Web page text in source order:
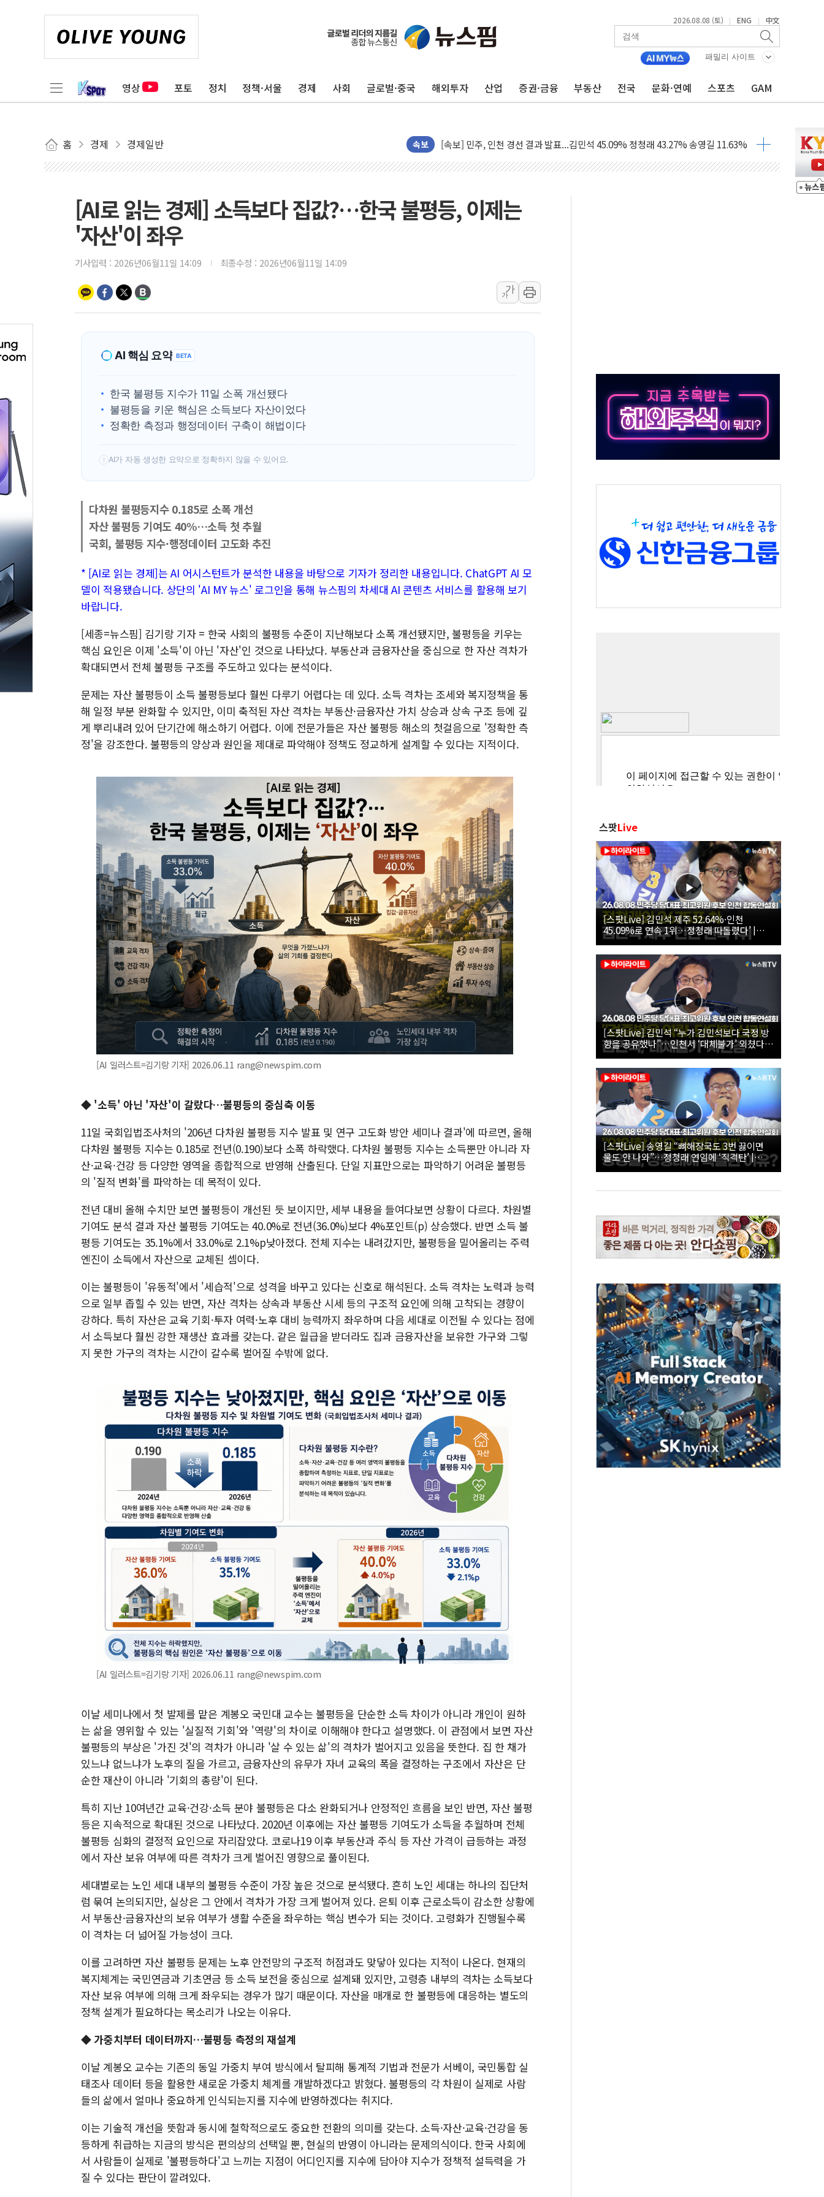
2026.08.08 (토) | ENG | 中文
패밀리 사이트
영상 포토 정치 정책·서울 경제 사회 글로벌·중국 해외투자 산업 증권·금융 부동산 전국 문화·연예 스포츠 GAM
홈 경제 경제일반 속보
김민석, 2주차 제주·인천 경선서 정청래에 승리...47.75% vs 42.08%
[속보] 민주, 제주·인천 경선 결과 발표...김민석 47.75% 정청래 42.08%
[속보] 민주, 제주 경선 결과 발표...김민석 52.64% 정청래 39.89% 송영길 7.47%
이번주 국내 주요 금융일정(8.10~8.14)
강릉·동해·삼척 시간당 최대 50㎜ 폭우…강원 동해안 강한 비 이어져
폐기물 수거하다 참변…60대 환경미화원 수거차에 치여 사망
추미애, '위안부' 피해자 기림의 날 참석..."국제적 시민 연대로 목소리 내야"
인천 선재도 갯벌서 해루질 중 실종 60대 나흘만에 숨진 채 발견
연일 폭염에 온열질환 사망 23명…정부, 비상대응기구 가동
中 전방위 아파트 부양, 수도 베이징도 부동산 규제 철폐
인제 용대리 계곡서 수위 상승으로 피서객 7명 고립…전원 구조
[AI로 읽는 경제] 소득보다 집값?…한국 불평등, 이제는
'자산'이 좌우
기사입력 : 2026년06월11일 14:09 최종수정 : 2026년06월11일 14:09
가
가
AI 핵심 요약 BETA
한국 불평등 지수가 11일 소폭 개선됐다
불평등을 키운 핵심은 소득보다 자산이었다
정확한 측정과 행정데이터 구축이 해법이다
! AI가 자동 생성한 요약으로 정확하지 않을 수 있어요.
다차원 불평등지수 0.185로 소폭 개선
자산 불평등 기여도 40%…소득 첫 추월
국회, 불평등 지수·행정데이터 고도화 추진
* [AI로 읽는 경제]는 AI 어시스턴트가 분석한 내용을 바탕으로 기자가 정리한 내용입니다. ChatGPT AI 모
델이 적용됐습니다. 상단의 'AI MY 뉴스' 로그인을 통해 뉴스핌의 차세대 AI 콘텐츠 서비스를 활용해 보기
바랍니다.
[세종=뉴스핌] 김기랑 기자 = 한국 사회의 불평등 수준이 지난해보다 소폭 개선됐지만, 불평등을 키우는
핵심 요인은 이제 '소득'이 아닌 '자산'인 것으로 나타났다. 부동산과 금융자산을 중심으로 한 자산 격차가
확대되면서 전체 불평등 구조를 주도하고 있다는 분석이다.
문제는 자산 불평등이 소득 불평등보다 훨씬 다루기 어렵다는 데 있다. 소득 격차는 조세와 복지정책을 통
해 일정 부분 완화할 수 있지만, 이미 축적된 자산 격차는 부동산·금융자산 가치 상승과 상속 구조 등에 깊
게 뿌리내려 있어 단기간에 해소하기 어렵다. 이에 전문가들은 자산 불평등 해소의 첫걸음으로 '정확한 측
정'을 강조한다. 불평등의 양상과 원인을 제대로 파악해야 정책도 정교하게 설계할 수 있다는 지적이다.
[AI 일러스트=김기랑 기자] 2026.06.11 rang@newspim.com
◆ '소득' 아닌 '자산'이 갈랐다…불평등의 중심축 이동
11일 국회입법조사처의 '206년 다차원 불평등 지수 발표 및 연구 고도화 방안 세미나 결과'에 따르면, 올해
다차원 불평등 지수는 0.185로 전년(0.190)보다 소폭 하락했다. 다차원 불평등 지수는 소득뿐만 아니라 자
산·교육·건강 등 다양한 영역을 종합적으로 반영해 산출된다. 단일 지표만으로는 파악하기 어려운 불평등
의 '질적 변화'를 파악하는 데 목적이 있다.
전년 대비 올해 수치만 보면 불평등이 개선된 듯 보이지만, 세부 내용을 들여다보면 상황이 다르다. 차원별
기여도 분석 결과 자산 불평등 기여도는 40.0%로 전년(36.0%)보다 4%포인트(p) 상승했다. 반면 소득 불
평등 기여도는 35.1%에서 33.0%로 2.1%p낮아졌다. 전체 지수는 내려갔지만, 불평등을 밀어올리는 주력
엔진이 소득에서 자산으로 교체된 셈이다.
이는 불평등이 '유동적'에서 '세습적'으로 성격을 바꾸고 있다는 신호로 해석된다. 소득 격차는 노력과 능력
으로 일부 좁힐 수 있는 반면, 자산 격차는 상속과 부동산 시세 등의 구조적 요인에 의해 고착되는 경향이
강하다. 특히 자산은 교육 기회·투자 여력·노후 대비 능력까지 좌우하며 다음 세대로 이전될 수 있다는 점에
서 소득보다 훨씬 강한 재생산 효과를 갖는다. 같은 월급을 받더라도 집과 금융자산을 보유한 가구와 그렇
지 못한 가구의 격차는 시간이 갈수록 벌어질 수밖에 없다.
[AI 일러스트=김기랑 기자] 2026.06.11 rang@newspim.com
이날 세미나에서 첫 발제를 맡은 계봉오 국민대 교수는 불평등을 단순한 소득 차이가 아니라 개인이 원하
는 삶을 영위할 수 있는 '실질적 기회'와 '역량'의 차이로 이해해야 한다고 설명했다. 이 관점에서 보면 자산
불평등의 부상은 '가진 것'의 격차가 아니라 '살 수 있는 삶'의 격차가 벌어지고 있음을 뜻한다. 집 한 채가
있느냐 없느냐가 노후의 질을 가르고, 금융자산의 유무가 자녀 교육의 폭을 결정하는 구조에서 자산은 단
순한 재산이 아니라 '기회의 총량'이 된다.
특히 지난 10여년간 교육·건강·소득 분야 불평등은 다소 완화되거나 안정적인 흐름을 보인 반면, 자산 불평
등은 지속적으로 확대된 것으로 나타났다. 2020년 이후에는 자산 불평등 기여도가 소득을 추월하며 전체
불평등 심화의 결정적 요인으로 자리잡았다. 코로나19 이후 부동산과 주식 등 자산 가격이 급등하는 과정
에서 자산 보유 여부에 따른 격차가 크게 벌어진 영향으로 풀이된다.
세대별로는 노인 세대 내부의 불평등 수준이 가장 높은 것으로 분석됐다. 흔히 노인 세대는 하나의 집단처
럼 묶여 논의되지만, 실상은 그 안에서 격차가 가장 크게 벌어져 있다. 은퇴 이후 근로소득이 감소한 상황에
서 부동산·금융자산의 보유 여부가 생활 수준을 좌우하는 핵심 변수가 되는 것이다. 고령화가 진행될수록
이 격차는 더 넓어질 가능성이 크다.
이를 고려하면 자산 불평등 문제는 노후 안전망의 구조적 허점과도 맞닿아 있다는 지적이 나온다. 현재의
복지체계는 국민연금과 기초연금 등 소득 보전을 중심으로 설계돼 있지만, 고령층 내부의 격차는 소득보다
자산 보유 여부에 의해 크게 좌우되는 경우가 많기 때문이다. 자산을 매개로 한 불평등에 대응하는 별도의
정책 설계가 필요하다는 목소리가 나오는 이유다.
◆ 가중치부터 데이터까지…불평등 측정의 재설계
이날 계봉오 교수는 기존의 동일 가중치 부여 방식에서 탈피해 통계적 기법과 전문가 서베이, 국민통합 실
태조사 데이터 등을 활용한 새로운 가중치 체계를 개발하겠다고 밝혔다. 불평등의 각 차원이 실제로 사람
들의 삶에서 얼마나 중요하게 인식되는지를 지수에 반영하겠다는 취지다.
이는 기술적 개선을 뜻함과 동시에 철학적으로도 중요한 전환의 의미를 갖는다. 소득·자산·교육·건강을 동
등하게 취급하는 지금의 방식은 편의상의 선택일 뿐, 현실의 반영이 아니라는 문제의식이다. 한국 사회에
서 사람들이 실제로 '불평등하다'고 느끼는 지점이 어디인지를 지수에 담아야 지수가 정책적 설득력을 가
질 수 있다는 판단이 깔려있다.
스팟Live
[스팟Live] 김민석 제주 52.64%·인천
45.09%로 연속 1위…정청래 따돌렸다’ |
26.08.08 더불어민주당 당대표·최고위원 후
보 인천 합동연설회
[스팟Live] 김민석 “누가 김민석보다 국정 방
향을 공유했나”…인천서 ‘대체불가’ 외쳤다 |
26.08.08 더불어민주당 당대표·최고위원 후
보 인천 합동연설회
[스팟Live] 송영길 “뼈해장국도 3번 끓이면
물도 안 나와”…정청래 연임에 ‘직격탄’ |
26.08.08 더불어민주당 당대표·최고위원 후